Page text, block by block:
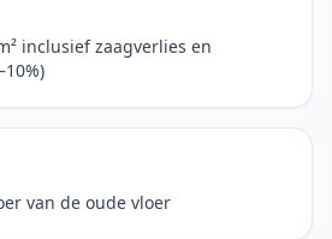
inclusief zaagverlies en
van de oude vloer